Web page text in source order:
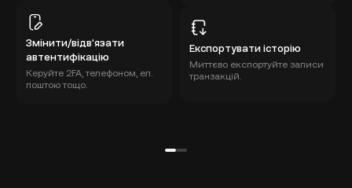
Змінити/відв'язати
автентифікацію
Керуйте 2FA, телефоном, ел.
поштою тощо.
Експортувати історію
Миттєво експортуйте записи
транзакцій.